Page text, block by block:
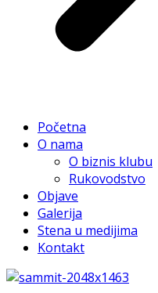
Početna
O nama
O biznis klubu
Rukovodstvo
Objave
Galerija
Stena u medijima
Kontakt